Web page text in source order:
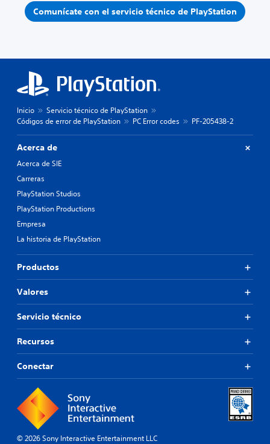
Comunícate con el servicio técnico de PlayStation
Inicio
Servicio técnico de PlayStation
Códigos de error de PlayStation
PC Error codes PF-205438-2
Acerca de
Acerca de SIE
Carreras
PlayStation Studios
PlayStation Productions
Empresa
La historia de PlayStation
Productos
Valores
Servicio técnico
Recursos
Conectar
© 2026 Sony Interactive Entertainment LLC